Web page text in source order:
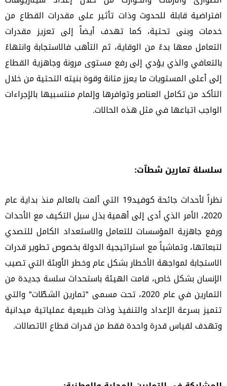
افتراضية قابلة للحدوث وذات تأثير على مقدرات القطاع من
خدمات وبنى تحتية، كما تهدف أيضاً إلى تعزيز مقدرات
التعامل معها بدءً من الوقاية، ثم التأهب فالاستجابة وانتهاءً
بالتعافي والذي يؤدي إلى رفع مستوى مرونة وجاهزية القطاع
إلى أعلى المستويات ما يعزز متانة وقوة بنيته التحتية من خلال
التأكد من تكامل العناصر وتوافرها وإلمام منتسبيها بالإجراءات
الواجب اتباعها في مثل هذه الحالات.
سلسلة تمارين شطاّت:
نظراً لأحداث جائحة كوفيد19 التي ألمت بالعالم منذ بداية عام
2020، الأمر الذي أدى إلى أهمية بذل سبل التكيف مع الأحداث
ورفع جاهزية المؤسسات للتعامل والاستعداد الكامل للتصدي
لتبعاتها، وتماشياً مع استراتيجية الدولة بخصوص تطوير قدرات
الاستجابة لمواجهة الأخطار بشكل عام وخطر الأوبئة التي تصيب
الإنسان بشكل خاص، قامت الهيئة باستحداث سلسة جديدة من
التمارين في عام 2020، تحت مسمى "تمارين الشطّات" والتي
تتميز بسرعة الإعداد والتنفيذ وذات طبيعية عملياتية ميدانية
وتهدف لقياس قدرة واحدة فقط من قدرات قطاع الاتصالات.